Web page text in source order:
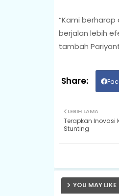
“Kami
berjalan lebih
tambah
LEBIH LAMA
Terapkan Inovasi
Stunting
YOU MAY LIKE